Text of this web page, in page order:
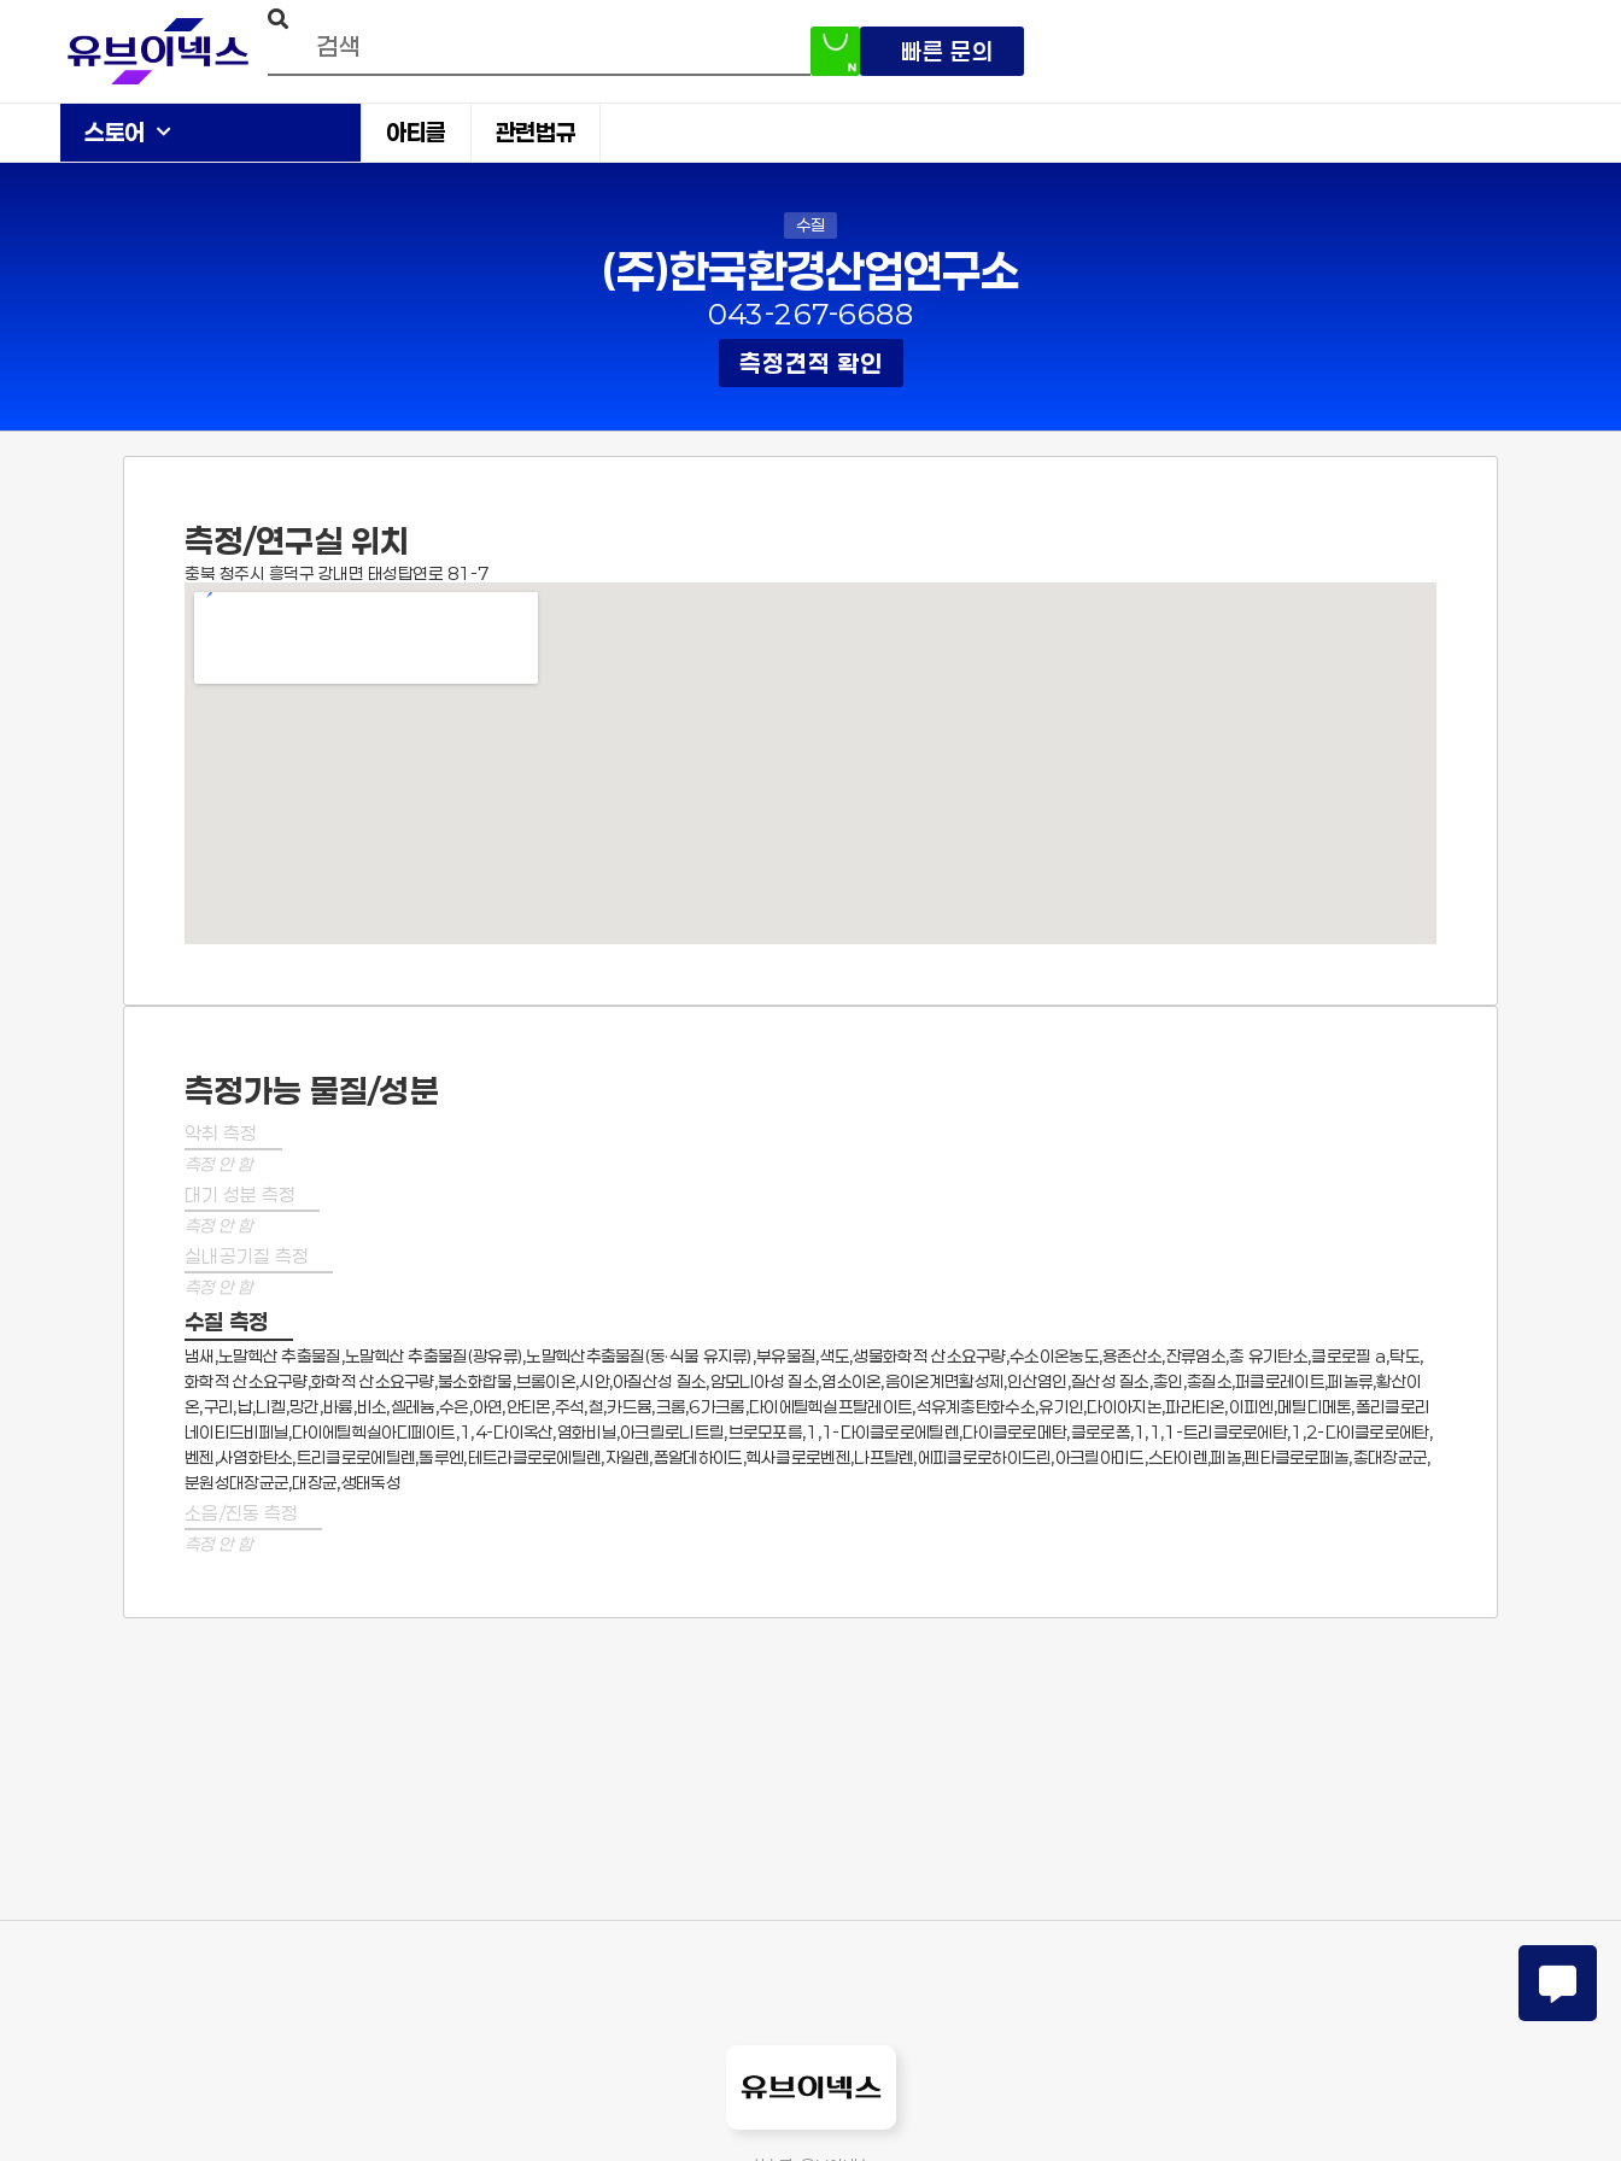
빠른 문의
스토어 아티클 관련법규
수질
(주)한국환경산업연구소
043-267-6688
측정견적 확인
측정/연구실 위치
충북 청주시 흥덕구 강내면 태성탑연로 81-7
측정가능 물질/성분
악취 측정
측정 안 함
대기 성분 측정
측정 안 함
실내공기질 측정
측정 안 함
수질 측정
냄새,노말헥산 추출물질,노말헥산 추출물질(광유류),노말헥산추출물질(동·식물 유지류),부유물질,색도,생물화학적 산소요구량,수소이온농도,용존산소,잔류염소,총 유기탄소,클로로필 a,탁도,
화학적 산소요구량,화학적 산소요구량,불소화합물,브롬이온,시안,아질산성 질소,암모니아성 질소,염소이온,음이온계면활성제,인산염인,질산성 질소,총인,총질소,퍼클로레이트,페놀류,황산이
온,구리,납,니켈,망간,바륨,비소,셀레늄,수은,아연,안티몬,주석,철,카드뮴,크롬,6가크롬,다이에틸헥실프탈레이트,석유계총탄화수소,유기인,다이아지논,파라티온,이피엔,메틸디메톤,폴리클로리
네이티드비페닐,다이에틸헥실아디페이트,1,4-다이옥산,염화비닐,아크릴로니트릴,브로모포름,1,1-다이클로로에틸렌,다이클로로메탄,클로로폼,1,1,1-트리클로로에탄,1,2-다이클로로에탄,
벤젠,사염화탄소,트리클로로에틸렌,톨루엔,테트라클로로에틸렌,자일렌,폼알데하이드,헥사클로로벤젠,나프탈렌,에피클로로하이드린,아크릴아미드,스타이렌,페놀,펜타클로로페놀,총대장균군,
분원성대장균군,대장균,생태독성
소음/진동 측정
측정 안 함